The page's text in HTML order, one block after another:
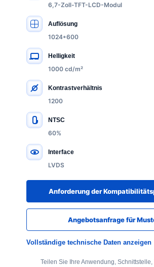
6,7-Zoll-TFT-LCD-Modul
Auflösung
1024*600
Helligkeit
1000 cd/m²
Kontrastverhältnis
1200
NTSC
60%
Interface
LVDS
Anforderung der
Angebotsanfrage für
Vollständige technische Daten anzeigen
Teilen Sie Ihre Anwendung, Schnittstelle,